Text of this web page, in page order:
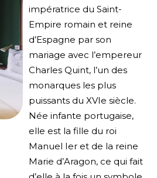
impératrice du Saint-
Empire romain et reine
d’Espagne par son
mariage avec l’empereur
Charles Quint, l’un des
monarques les plus
puissants du XVIe siècle.
Née infante portugaise,
elle est la fille du roi
Manuel Ier et de la reine
Marie d’Aragon, ce qui fait